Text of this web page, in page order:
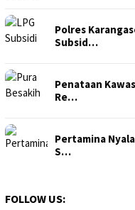
Polres
Subsid…
Penataan
Re…
Pertamina
S…
FOLLOW US: